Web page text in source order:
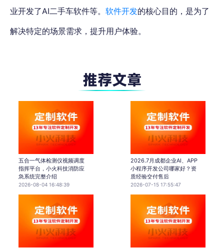
业开发了AI二手车软件等。 软件开发的核心目的，是为了
解决特定的场景需求，提升用户体验。
五合一气体检测仪视频调度
指挥平台，小火科技消防应
急系统完整介绍
2026-08-04 16:48:39
2026.7月成都企业AI、APP
小程序开发公司哪家好？资
质经验交付售后
2026-07-15 17:55:47